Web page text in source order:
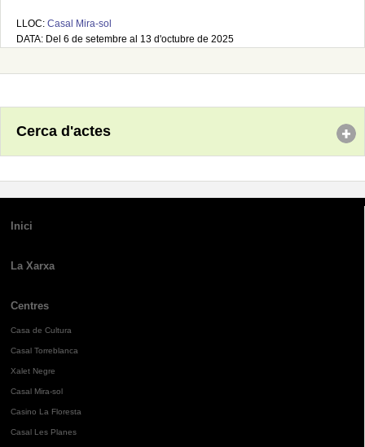
LLOC: Casal Mira-sol
DATA: Del 6 de setembre al 13 d'octubre de 2025
Cerca d'actes
Inici
La Xarxa
Centres
Casa de Cultura
Casal Torreblanca
Xalet Negre
Casal Mira-sol
Casino La Floresta
Casal Les Planes